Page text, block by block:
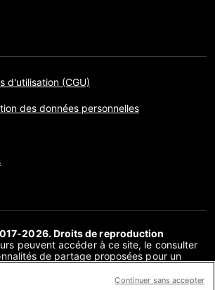
d'utilisation (CGU)
des données personnelles
2026. Droits de reproduction
peuvent accéder à ce site, le consulter
de partage proposées pour un
distribution de tout ou partie du
Continuer sans accepter